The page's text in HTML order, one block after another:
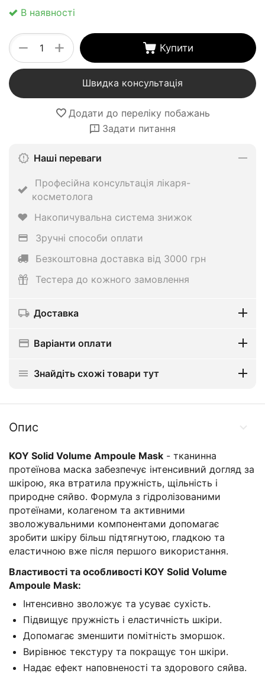
В наявності
+
− Купити
Швидка консультація
Додати до переліку побажань
Задати питання
Наші переваги
Професійна консультація лікаря-
косметолога
Накопичувальна система знижок
Зручні способи оплати
Безкоштовна доставка від 3000 грн
Тестера до кожного замовлення
Доставка
Варіанти оплати
Знайдіть схожі товари тут
Опис
KOY Solid Volume Ampoule Mask - тканинна
протеїнова маска забезпечує інтенсивний догляд за
шкірою, яка втратила пружність, щільність і
природне сяйво. Формула з гідролізованими
протеїнами, колагеном та активними
зволожувальними компонентами допомагає
зробити шкіру більш підтягнутою, гладкою та
еластичною вже після першого використання.
Властивості та особливості KOY Solid Volume
Ampoule Mask:
Інтенсивно зволожує та усуває сухість.
Підвищує пружність і еластичність шкіри.
Допомагає зменшити помітність зморшок.
Вирівнює текстуру та покращує тон шкіри.
Надає ефект наповненості та здорового сяйва.